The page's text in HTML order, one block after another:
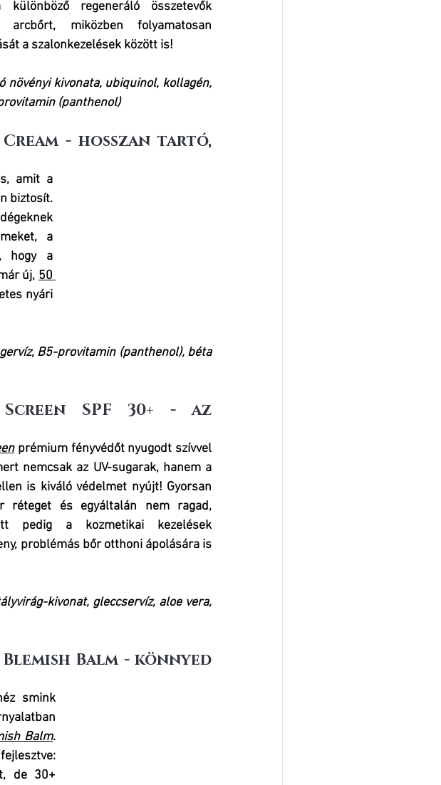
regeneráló összetevők
miközben folyamatosan
a szalonkezelések között is!
növényi kivonata, ubiquinol, kollagén,
(panthenol)
- hosszan tartó,
biztosít.
a
hogy a
új, 50
nyári
B5-provitamin (panthenol), béta
SPF 30+ - az
prémium fényvédőt nyugodt szívvel
nemcsak az UV-sugarak, hanem a
is kiváló védelmet nyújt! Gyorsan
réteget és egyáltalán nem ragad,
pedig a kozmetikai kezelések
problémás bőr otthoni ápolására is
kivonat, gleccservíz, aloe vera,
Balm - könnyed
smink
Balm.
de 30+